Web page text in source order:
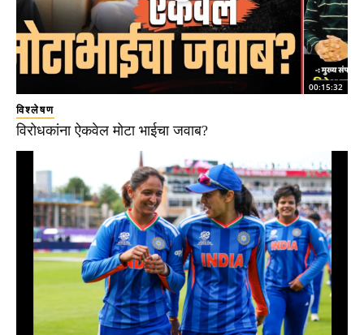
00:15:32
विश्लेषण
विरोधकांना ऐकवेल मोटा भाईचा जवाब?